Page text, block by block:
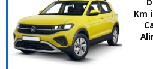
Km
Alimentazione